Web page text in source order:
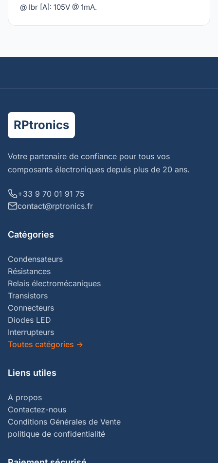
@ Ibr [A]: 105V @ 1mA.
RPtronics
Votre partenaire de confiance pour tous vos
composants électroniques depuis plus de 20 ans.
+33 9 70 01 91 75
contact@rptronics.fr
Catégories
Condensateurs
Résistances
Relais électromécaniques
Transistors
Connecteurs
Diodes LED
Interrupteurs
Toutes catégories →
Liens utiles
A propos
Contactez-nous
Conditions Générales de Vente
politique de confidentialité